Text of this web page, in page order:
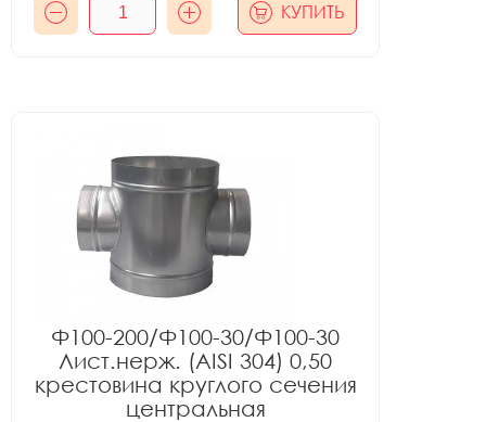
КУПИТЬ
Ф100-200/Ф100-30/Ф100-30
Лист.нерж. (AISI 304) 0,50
крестовина круглого сечения
центральная